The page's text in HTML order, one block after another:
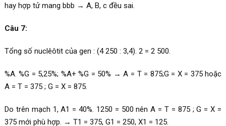
hay hợp tử mang bbb → A, B, c đều sai.
Câu 7:
Tổng số nuclêôtit của gen : (4 250 : 3,4). 2 = 2 500.
%A. %G = 5,25%; %A+ %G = 50% → A = T = 875;G = X = 375 hoặc
A = T = 375 ; G = X = 875.
Do trên mạch 1, A1 = 40%. 1250 = 500 nên A = T = 875 ; G = X =
375 mới phù hợp. → T1 = 375, G1 = 250, X1 = 125.